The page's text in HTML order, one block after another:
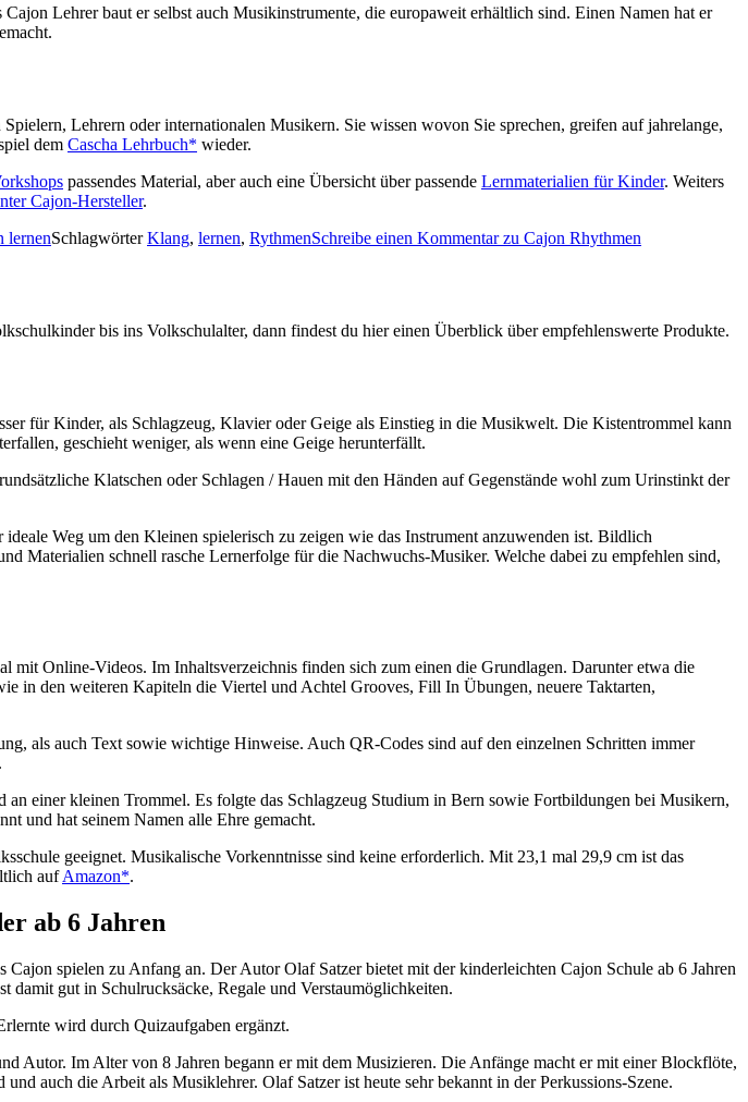
Lehrer baut er selbst auch Musikinstrumente, die europaweit erhältlich sind. Einen Namen hat er
Lehrern oder internationalen Musikern. Sie wissen wovon Sie sprechen, greifen auf jahrelange,
dem Cascha Lehrbuch* wieder.
passendes Material, aber auch eine Übersicht über passende Lernmaterialien für Kinder. Weiters
Cajon-Hersteller.
lernenSchlagwörterKlang, lernen, RythmenSchreibe einen Kommentarzu Cajon Rhythmen
bis ins Volkschulalter, dann findest du hier einen Überblick über empfehlenswerte Produkte.
für Kinder, als Schlagzeug, Klavier oder Geige als Einstieg in die Musikwelt. Die Kistentrommel kann
geschieht weniger, als wenn eine Geige herunterfällt.
Klatschen oder Schlagen / Hauen mit den Händen auf Gegenstände wohl zum Urinstinkt der
Weg um den Kleinen spielerisch zu zeigen wie das Instrument anzuwenden ist. Bildlich
Materialien schnell rasche Lernerfolge für die Nachwuchs-Musiker. Welche dabei zu empfehlen sind,
mit Online-Videos. Im Inhaltsverzeichnis finden sich zum einen die Grundlagen. Darunter etwa die
in den weiteren Kapiteln die Viertel und Achtel Grooves, Fill In Übungen, neuere Taktarten,
als auch Text sowie wichtige Hinweise. Auch QR-Codes sind auf den einzelnen Schritten immer
einer kleinen Trommel. Es folgte das Schlagzeug Studium in Bern sowie Fortbildungen bei Musikern,
und hat seinem Namen alle Ehre gemacht.
geeignet. Musikalische Vorkenntnisse sind keine erforderlich. Mit 23,1 mal 29,9 cm ist das
aufAmazon*.
ab 6 Jahren
spielen zu Anfang an. Der Autor Olaf Satzer bietet mit der kinderleichten Cajon Schule ab 6 Jahren
damit gut in Schulrucksäcke, Regale und Verstaumöglichkeiten.
wird durch Quizaufgaben ergänzt.
Autor. Im Alter von 8 Jahren begann er mit dem Musizieren. Die Anfänge macht er mit einer Blockflöte,
auch die Arbeit als Musiklehrer. Olaf Satzer ist heute sehr bekannt in der Perkussions-Szene.